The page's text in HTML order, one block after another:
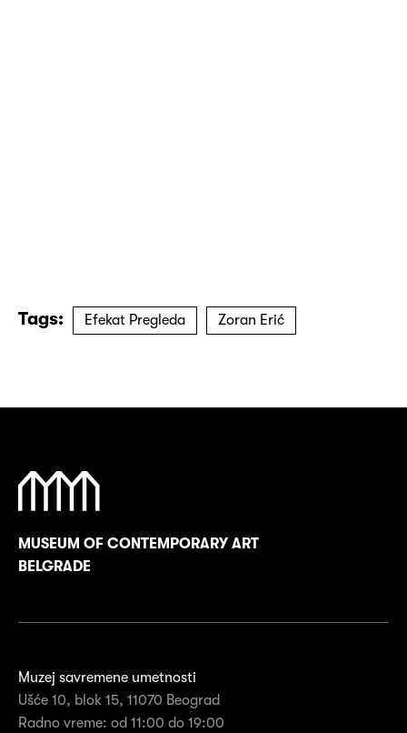
Tags: Efekat Pregleda Zoran Erić
MUSEUM OF CONTEMPORARY ART
BELGRADE
Muzej savremene umetnosti
Ušće 10, blok 15, 11070 Beograd
Radno vreme: od 11:00 do 19:00